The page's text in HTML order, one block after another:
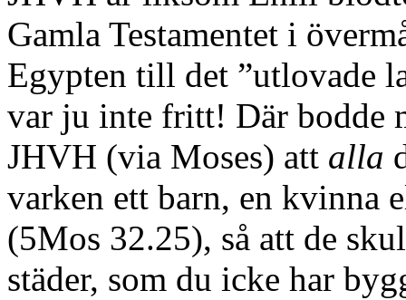
Gamla Testamentet i
Egypten till det ”utlovade
var ju inte fritt! Där bodde
JHVH (via Moses) att alla
varken ett barn, en kvinna
(5Mos 32.25), så att de
städer, som du icke har